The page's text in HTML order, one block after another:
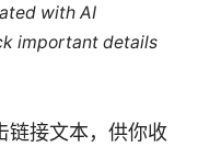
with AI
important details
链接文本，供你收